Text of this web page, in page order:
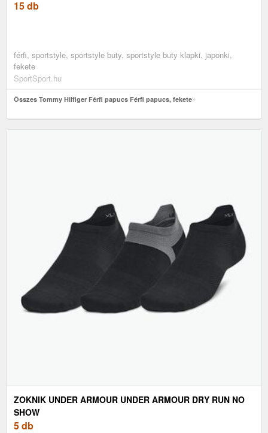
15 db
férfi, sportstyle, sportstyle buty, sportstyle buty klapki, japonki,
fekete
SportSport.hu
Összes Tommy Hilfiger Férfi papucs Férfi papucs, fekete
ZOKNIK UNDER ARMOUR UNDER ARMOUR DRY RUN NO
SHOW
5 db